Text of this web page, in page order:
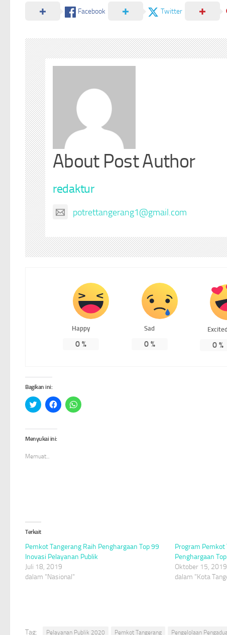
Facebook Twitter
About Post Author
redaktur
potrettangerang1@gmail.com
Happy
0 %
Sad
0% 0%
Bagikan ini:
Klik
untuk
Twitter(Membuka
di
jendela
baru)
Klik
untuk
Klik
untuk
Menyukai ini:
Memuat...
Terkait
Pemkot Tangerang Raih Penghargaan Top 99
Inovasi Pelayanan Publik
Juli 18, 2019
dalam "Nasional"
Program Pemkot
Penghargaan
Oktober 15, 2019
dalam "Kota
Tag: Pelayanan Publik 2020 Pemkot Tangerang Pengelolaan